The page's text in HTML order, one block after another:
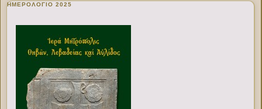
ΗΜΕΡΟΛΟΓΙΟ 2025